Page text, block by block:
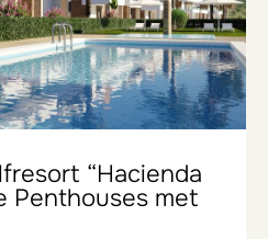
“Hacienda
Penthouses met